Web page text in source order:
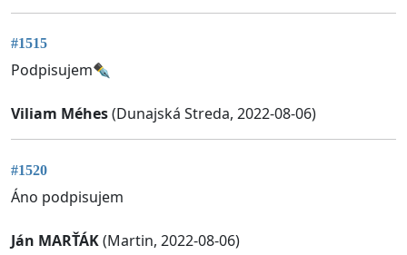
#1515
Podpisujem✒️
Viliam Méhes(Dunajská Streda, 2022-08-06)
#1520
Áno podpisujem
Ján MARŤÁK(Martin, 2022-08-06)